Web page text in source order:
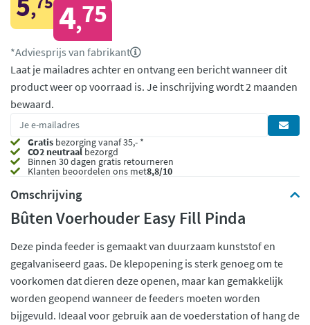
, 4,75
*Adviesprijs van fabrikant
Laat je mailadres achter en ontvang een bericht wanneer dit
product weer op voorraad is. Je inschrijving wordt 2 maanden
bewaard.
Gratis bezorging vanaf 35,- *
CO2 neutraalbezorgd
Binnen 30 dagen gratis retourneren
Klanten beoordelen ons met8,8/10
Omschrijving
Bûten Voerhouder Easy Fill Pinda
Deze pinda feeder is gemaakt van duurzaam kunststof en
gegalvaniseerd gaas. De klepopening is sterk genoeg om te
voorkomen dat dieren deze openen, maar kan gemakkelijk
worden geopend wanneer de feeders moeten worden
bijgevuld. Ideaal voor gebruik aan de voederstation of hang de